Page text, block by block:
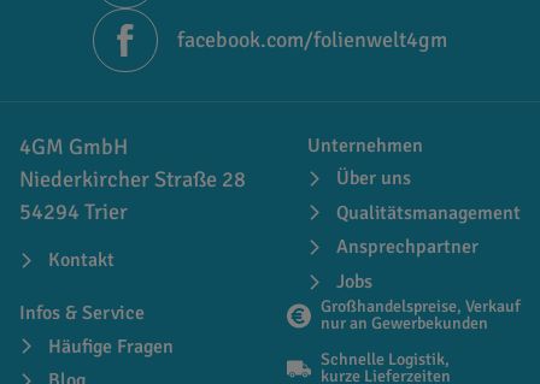
facebook.com/folienwelt4gm
4GM GmbH
Niederkircher Straße 28
54294 Trier
Kontakt
Unternehmen
Über uns
Qualitätsmanagement
Ansprechpartner
Jobs
Infos & Service
Häufige Fragen
Großhandelspreise, Verkauf
nur an Gewerbekunden
Schnelle Logistik,
kurze Lieferzeiten